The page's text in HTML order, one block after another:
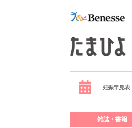
妊娠早見表
雑誌・書籍